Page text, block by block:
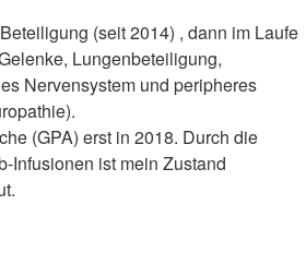
(seit 2014) , dann im Laufe
Lungenbeteiligung,
Nervensystem und peripheres
(GPA) erst in 2018. Durch die
Infusionen ist mein Zustand